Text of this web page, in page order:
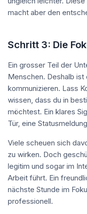
macht aber den
Schritt 3: Die
Ein grosser Teil der
Menschen. Deshalb
kommunizieren. Lass
wissen, dass du in
möchtest. Ein klares
Tür, eine
Viele scheuen sich
zu wirken. Doch
legitim und sogar im
Arbeit führt. Ein
nächste Stunde im
professionell.